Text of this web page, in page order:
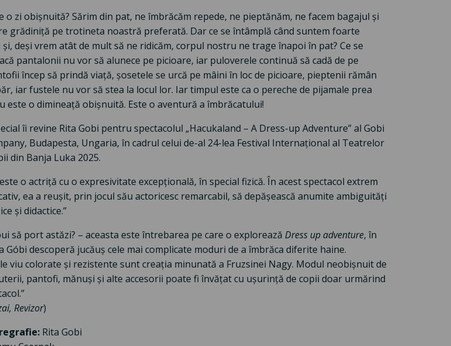
o zi obișnuită? Sărim din pat, ne îmbrăcăm repede, ne pieptănăm, ne facem bagajul și
grădiniță pe trotineta noastră preferată. Dar ce se întâmplă când suntem foarte
deși vrem atât de mult să ne ridicăm, corpul nostru ne trage înapoi în pat? Ce se
pantalonii nu vor să alunece pe picioare, iar puloverele continuă să cadă de pe
încep să prindă viață, șosetele se urcă pe mâini în loc de picioare, pieptenii rămân
iar fustele nu vor să stea la locul lor. Iar timpul este ca o pereche de pijamale prea
este o dimineață obișnuită. Este o aventură a îmbrăcatului!
îi revine Rita Gobi pentru spectacolul „Hacukaland – A Dress-up Adventure” al Gobi
Budapesta, Ungaria, în cadrul celui de-al 24-lea Festival Internațional al Teatrelor
din Banja Luka 2025.
o actriță cu o expresivitate excepțională, în special fizică. În acest spectacol extrem
ea a reușit, prin jocul său actoricesc remarcabil, să depășească anumite ambiguități
și didactice.”
să port astăzi? – aceasta este întrebarea pe care o explorează Dress up adventure, în
Góbi descoperă jucăuș cele mai complicate moduri de a îmbrăca diferite haine.
viu colorate și rezistente sunt creația minunată a Fruzsinei Nagy. Modul neobișnuit de
pantofi, mănuși și alte accesorii poate fi învățat cu ușurință de copii doar urmărind
Revizor)
Rita Gobi